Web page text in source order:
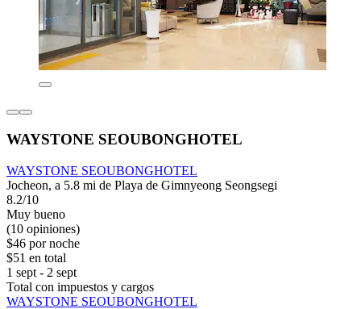
WAYSTONE SEOUBONGHOTEL
WAYSTONE SEOUBONGHOTEL
Jocheon, a 5.8 mi de Playa de Gimnyeong Seongsegi
8.2/10
Muy bueno
(10 opiniones)
$46 por noche
$51 en total
1 sept - 2 sept
Total con impuestos y cargos
WAYSTONE SEOUBONGHOTEL